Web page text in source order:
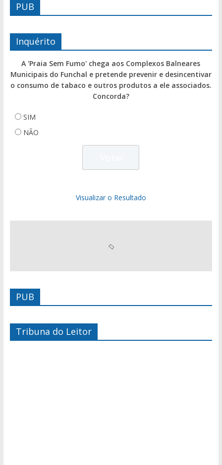
PUB
Inquérito
A 'Praia Sem Fumo' chega aos Complexos Balneares
Municipais do Funchal e pretende prevenir e desincentivar
o consumo de tabaco e outros produtos a ele associados.
Concorda?
SIM
NÃO
Visualizar o Resultado
PUB
Tribuna do Leitor